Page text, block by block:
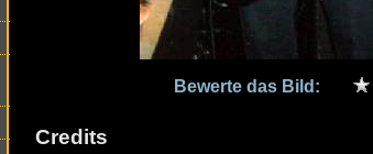
Bewerte das Bild:
Credits